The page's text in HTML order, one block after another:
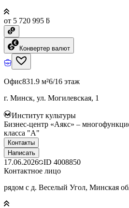
от 5 720 995 ƃ
Конвертер валют
Офис831.9 м²6/16 этаж
г. Минск, ул. Могилевская, 1
Институт культуры
Бизнес-центр «Аякс» –
класса "А"
Контакты
Написать
17.06.2026 ID 4008850
Контактное лицо
рядом с д. Веселый Угол, Минская